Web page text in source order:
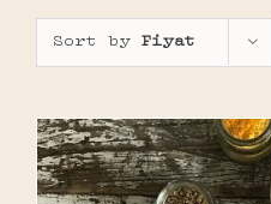
Sort by Fiyat